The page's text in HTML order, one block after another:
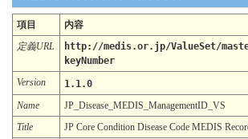
項目
内容
定義URL
http://medis.or.jp/ValueSet/
keyNumber
Version
1.1.0
Name
JP_Disease_MEDIS_ManagementID_VS
Title
JP Core Condition Disease Code MEDIS